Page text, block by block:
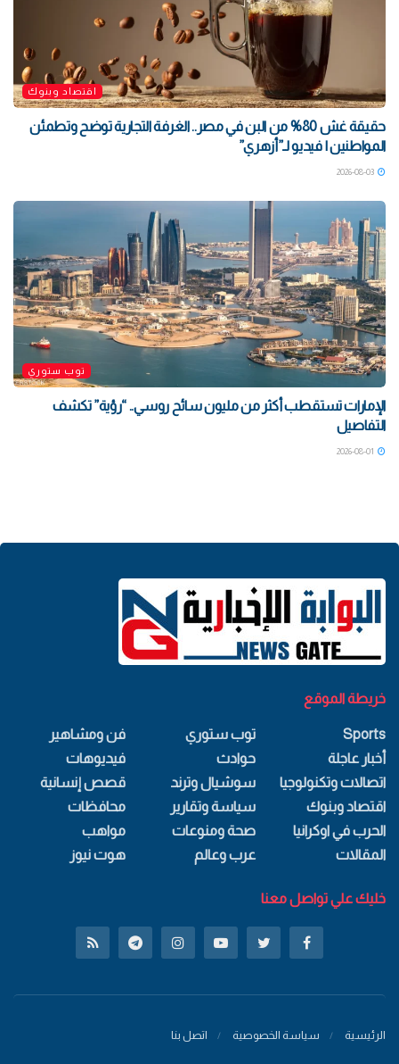
اقتصاد وبنوك
حقيقة غش 80% من البن في مصر.. الغرفة التجارية توضح وتطمئن
المواطنين | فيديو لـ”أزهري”
توب ستوري
الإمارات تستقطب أكثر من مليون سائح روسي.. “رؤية” تكشف
التفاصيل
خريطة الموقع
Sports
أخبار عاجلة
اتصالات وتكنولوجيا
اقتصاد وبنوك
الحرب في اوكرانيا
المقالات
توب ستوري
حوادث
سوشيال وترند
سياسة وتقارير
صحة ومنوعات
عرب وعالم
فن ومشاهير
فيديوهات
قصص إنسانية
محافظات
مواهب
هوت نيوز
خليك علي تواصل معنا
الرئيسية سياسة الخصوصية اتصل بنا